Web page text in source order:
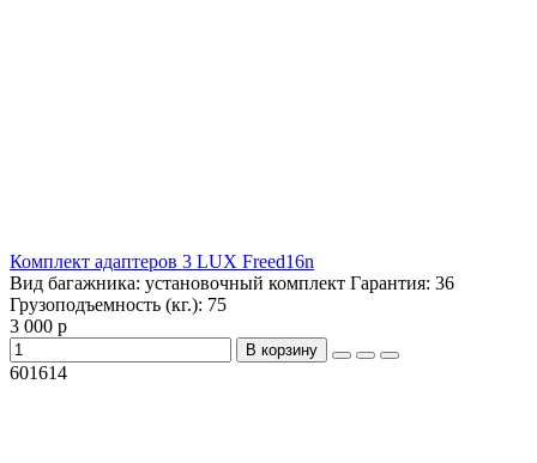
Комплект адаптеров 3 LUX Freed16n
Вид багажника: установочный комплект Гарантия: 36
Грузоподъемность (кг.): 75
3 000 р
В корзину
601614